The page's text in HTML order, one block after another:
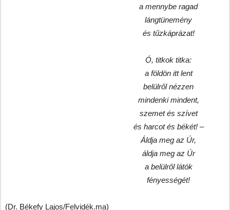
a mennybe ragad
lángtünemény
és tűzkáprázat!
Ó, titkok titka:
a földön itt lent
belülről nézzen
mindenki mindent,
szemet és szívet
és harcot és békét! –
Áldja meg az Úr,
áldja meg az Úr
a belülről látók
fényességét!
(Dr. Békefy Lajos/Felvidék.ma)